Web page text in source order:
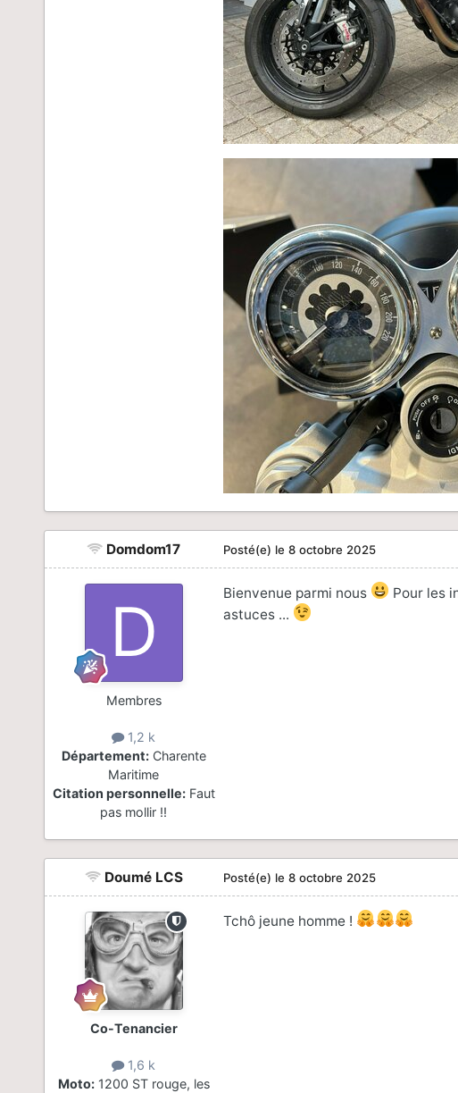
Domdom17
Membres
1,2 k
Département:Charente
Maritime
Citation personnelle:Faut
pas mollir !!
Posté(e) le 8 octobre 2025
Bienvenue parmi nous
Pour les
astuces ...
Doumé LCS
Co-Tenancier
1,6 k
Moto:1200 ST rouge, les
Posté(e) le 8 octobre 2025
Tchô jeune homme !